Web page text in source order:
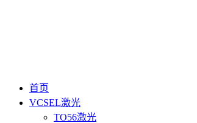
首页
VCSEL激光
TO56激光